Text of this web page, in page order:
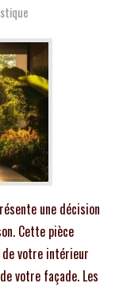
une décision
Cette pièce
votre intérieur
votre façade. Les